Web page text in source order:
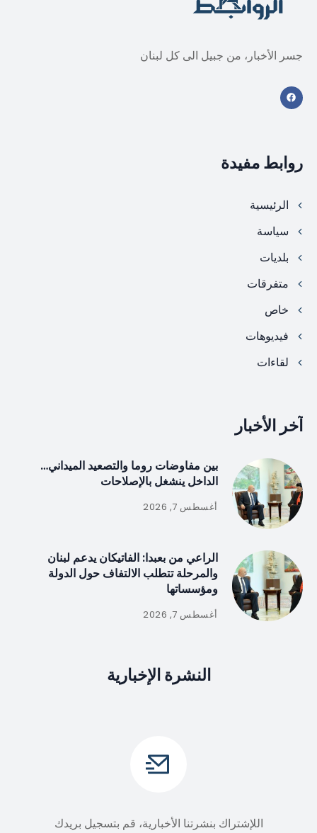
جسر الأخبار، من جبيل الى كل لبنان
روابط مفيدة
الرئيسية
سياسة
بلديات
متفرقات
خاص
فيديوهات
لقاءات
آخر الأخبار
بين مفاوضات روما والتصعيد الميداني…
الداخل ينشغل بالإصلاحات
أغسطس 7, 2026
الراعي من بعبدا: الفاتيكان يدعم لبنان
والمرحلة تتطلب الالتفاف حول الدولة
ومؤسساتها
أغسطس 7, 2026
النشرة الإخبارية
اللإشتراك بنشرتنا الأخبارية، قم بتسجيل بريدك